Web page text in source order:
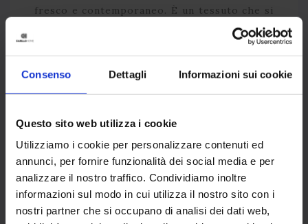
Consenso Dettagli Informazioni sui cookie
Questo sito web utilizza i cookie
Utilizziamo i cookie per personalizzare contenuti ed
annunci, per fornire funzionalità dei social media e per
analizzare il nostro traffico. Condividiamo inoltre
informazioni sul modo in cui utilizza il nostro sito con i
nostri partner che si occupano di analisi dei dati web,
fresco e contemporaneo. È un tessuto che si
abbina con estrema facilità a qualsiasi stile
d’arredo, dal minimalismo scandinavo al
SENSIBILE
Il percalle in puro cotone, soprattutto
quando certificatoOEKO-TEX Standard 100
è privo di sostanze chimiche potenzialmente
irritanti. La superficie liscia e senza rilievi